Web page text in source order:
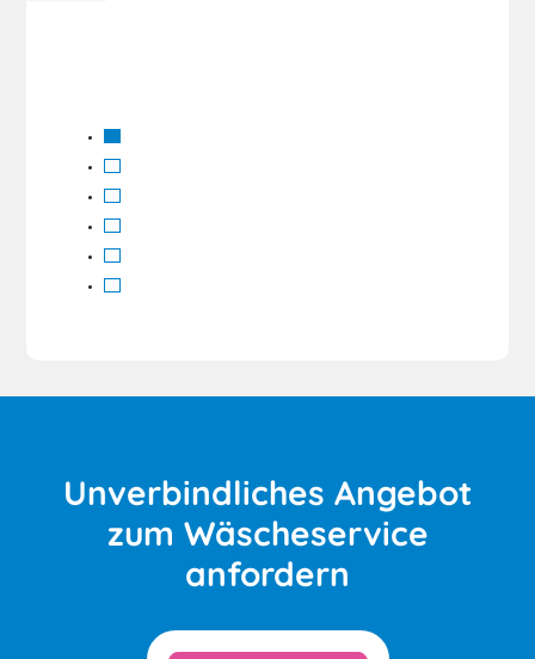
Unverbindliches Angebot
zum Wäscheservice
anfordern